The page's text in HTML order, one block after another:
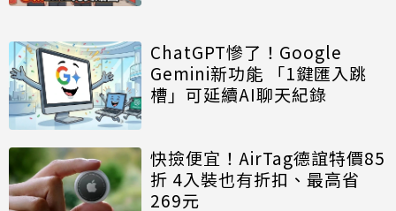
ChatGPT慘了！Google
Gemini新功能 「1鍵匯入跳
槽」可延續AI聊天紀錄
快撿便宜！AirTag德誼特價85
折 4入裝也有折扣、最高省
269元